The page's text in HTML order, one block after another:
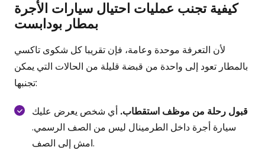
كيفية تجنب عمليات احتيال سيارات الأجرة
بمطار بودابست
لأن التعرفة موحدة وعامة، فإن تقريبا كل شكوى تاكسي
بالمطار تعود إلى واحدة من قبضة قليلة من الحالات التي يمكن
تجنبها:
قبول رحلة من موظف استقطاب. أي شخص يعرض عليك
سيارة أجرة داخل الطرمينال ليس من الصف الرسمي.
امش إلى الصف.